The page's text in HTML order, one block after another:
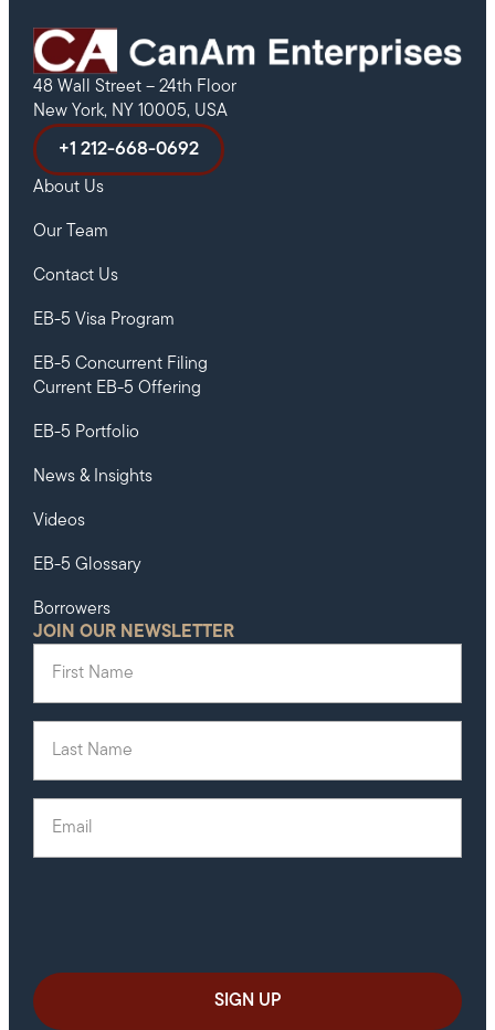
48 Wall Street – 24th Floor
New York, NY 10005, USA
+1 212-668-0692
About Us
Our Team
Contact Us
EB-5 Visa Program
EB-5 Concurrent Filing
Current EB-5 Offering
EB-5 Portfolio
News & Insights
Videos
EB-5 Glossary
Borrowers
JOIN OUR NEWSLETTER